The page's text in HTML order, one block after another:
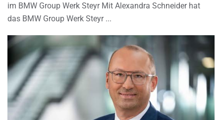
im BMW Group Werk Steyr Mit Alexandra Schneider hat
das BMW Group Werk Steyr